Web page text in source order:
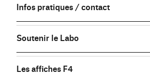
Infos pratiques / contact
Soutenir le Labo
Les affiches F4